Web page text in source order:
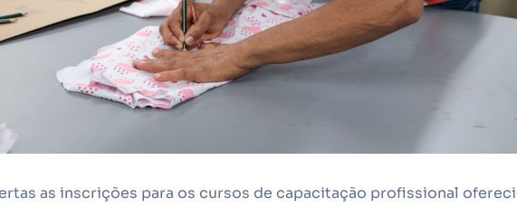
as inscrições para os cursos de capacitação profissional